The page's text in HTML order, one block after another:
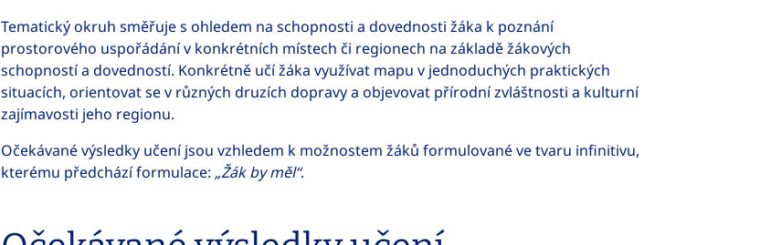
Tematický okruh směřuje s ohledem na schopnosti a dovednosti žáka k poznání
prostorového uspořádání v konkrétních místech či regionech na základě žákových
schopností a dovedností. Konkrétně učí žáka využívat mapu v jednoduchých praktických
situacích, orientovat se v různých druzích dopravy a objevovat přírodní zvláštnosti a kulturní
zajímavosti jeho regionu.
Očekávané výsledky učení jsou vzhledem k možnostem žáků formulované ve tvaru infinitivu,
kterému předchází formulace: „Žák by měl“.